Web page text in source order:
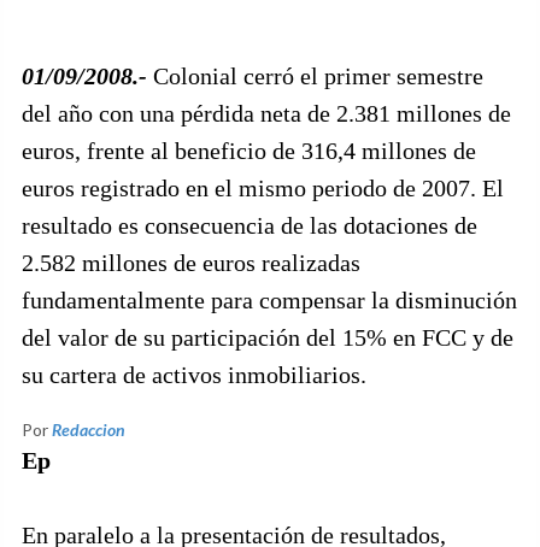
01/09/2008.- Colonial cerró el primer semestre
del año con una pérdida neta de 2.381 millones de
euros, frente al beneficio de 316,4 millones de
euros registrado en el mismo periodo de 2007. El
resultado es consecuencia de las dotaciones de
2.582 millones de euros realizadas
fundamentalmente para compensar la disminución
del valor de su participación del 15% en FCC y de
su cartera de activos inmobiliarios.
PorRedaccion
Ep
En paralelo a la presentación de resultados,